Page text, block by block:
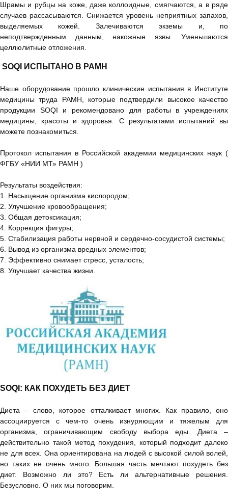
Шрамы и рубцы на коже, даже коллоидные, смягчаются, а в ряде
случаев рассасываются. Снижается уровень неприятных запахов,
выделяемых кожей. Залечиваются экземы и, по
неподтвержденным данным, накожные язвы. Уменьшаются
целлюлитные отложения.
SOQI ИСПЫТАНО В РАМН
Наше оборудование прошло клинические испытания в Институте
медицины труда РАМН, которые подтвердили высокое качество
продукции SOQI и рекомендовано для работы в учреждениях
медицины, красоты и здоровья. С результатами испытаний вы
можете познакомиться.
Протокол испытания в Российской академии медицинских наук (
ФГБУ «НИИ МТ» РАМН )
Результаты воздействия:
1. Насыщение организма кислородом;
2. Улучшение кровообращения;
3. Общая детоксикация;
4. Коррекция фигуры;
5. Стабилизация работы нервной и сердечно-сосудистой системы;
6. Вывод из организма вредных элементов;
7. Эффективно снимает стресс, усталость;
8. Улучшает качества жизни.
SOQI: КАК ПОХУДЕТЬ БЕЗ ДИЕТ
Диета – слово, которое отталкивает многих. Как правило, оно
ассоциируется с чем-то очень изнуряющим и тяжелым для
организма, ограничивающим свободу выбора еды. Диета –
действительно такой метод похудения, который подходит далеко
не для всех. Она ориентирована на людей с высокой силой волей,
но таких не очень много. Большая часть мечтают похудеть без
диет. Возможно ли это? Есть ли альтернативные решения.
Безусловно. О них мы поговорим.